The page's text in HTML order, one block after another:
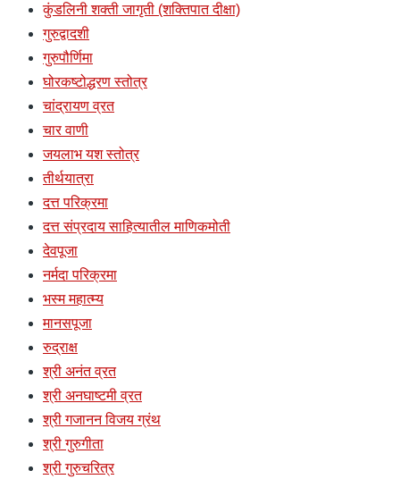
कुंडलिनी शक्ती जागृती (शक्तिपात दीक्षा)
गुरुद्वादशी
गुरुपौर्णिमा
घोरकष्टोद्धरण स्तोत्र
चांद्रायण व्रत
चार वाणी
जयलाभ यश स्तोत्र
तीर्थयात्रा
दत्त परिक्रमा
दत्त संप्रदाय साहित्यातील माणिकमोती
देवपूजा
नर्मदा परिक्रमा
भस्म महात्म्य
मानसपूजा
रुद्राक्ष
श्री अनंत व्रत
श्री अनघाष्टमी व्रत
श्री गजानन विजय ग्रंथ
श्री गुरुगीता
श्री गुरुचरित्र